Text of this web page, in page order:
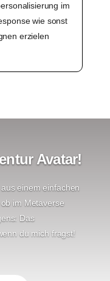
im
wie sonst
erzielen
Avatar!
einem einfachen
im Metaverse
Das
du mich fragst!